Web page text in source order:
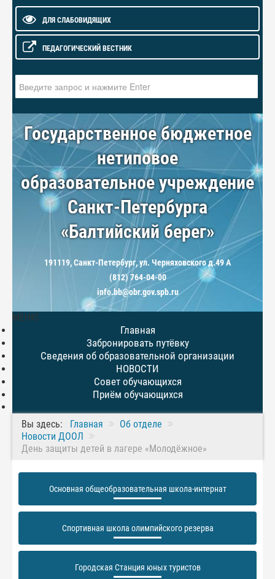
ДЛЯ СЛАБОВИДЯЩИХ
ПЕДАГОГИЧЕСКИЙ ВЕСТНИК
Государственное бюджетное
нетиповое
образовательное учреждение
Санкт-Петербурга
«Балтийский берег»
191119, Санкт-Петербург, ул. Черняховского д.49 А
(812) 764-04-00
info.bb@obr.gov.spb.ru
МЕНЮ
Главная
Забронировать путёвку
Сведения об образовательной организации
НОВОСТИ
Совет обучающихся
Приём обучающихся
Вы здесь: Главная
Об отделе
Новости ДООЛ
День защиты детей в лагере «Молодёжное»
Основная общеобразовательная школа-интернат
Спортивная школа олимпийского резерва
Городская Станция юных туристов